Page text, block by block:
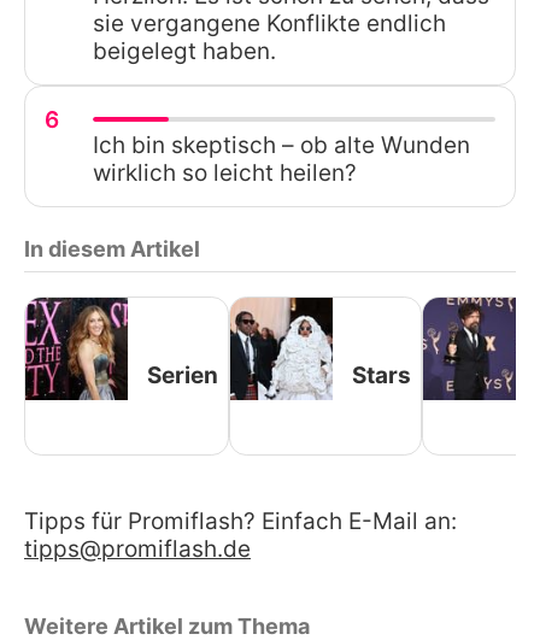
sie vergangene Konflikte endlich
beigelegt haben.
6
Ich bin skeptisch – ob alte Wunden
wirklich so leicht heilen?
In diesem Artikel
Serien Stars
Tipps für Promiflash? Einfach E-Mail an:
tipps@promiflash.de
Weitere Artikel zum Thema